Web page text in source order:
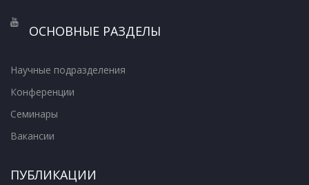
ОСНОВНЫЕ РАЗДЕЛЫ
Научные подразделения
Конференции
Семинары
Вакансии
ПУБЛИКАЦИИ